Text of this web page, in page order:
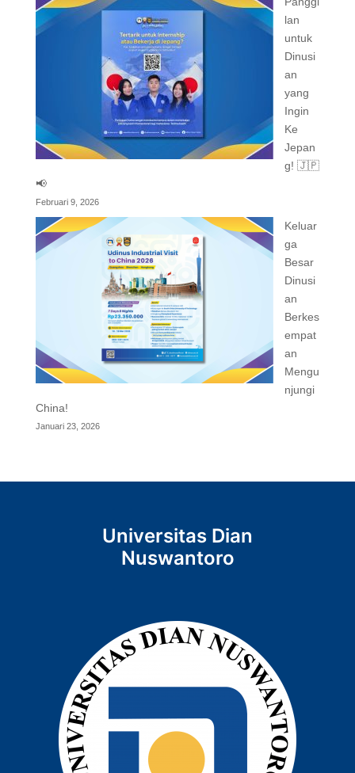
lan
untuk
Dinusi
an
yang
Ingin
Ke
Jepan
g! 🇯🇵
📢
Februari 9, 2026
Keluar
ga
Besar
Dinusi
an
Berkes
empat
an
Mengu
njungi
China!
Januari 23, 2026
Universitas Dian
Nuswantoro